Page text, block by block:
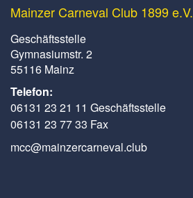
Mainzer Carneval Club 1899 e.V.
Geschäftsstelle
Gymnasiumstr. 2
55116 Mainz
Telefon:
06131 23 21 11 Geschäftsstelle
06131 23 77 33 Fax
mcc@mainzercarneval.club